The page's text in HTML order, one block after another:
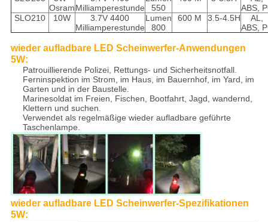
OsramMilliamperestunde
550
ABS,
SLO210
10W
3.7V 4400
Milliamperestunde
Lumen
800
600 M 3.5-4.5H
AL,
ABS,
wieder aufladbare LED Scheinwerfer-Anwendungen
5W:
Patrouillierende Polizei, Rettungs- und Sicherheitsnotfall.
Ferninspektion im Strom, im Haus, im Bauernhof, im Yard, im
Garten und in der Baustelle.
Marinesoldat im Freien, Fischen, Bootfahrt, Jagd, wandernd,
Klettern und suchen.
Verwendet als regelmäßige wieder aufladbare geführte
Taschenlampe.
wieder aufladbare LED Scheinwerfer-Spezifikationen
5W: